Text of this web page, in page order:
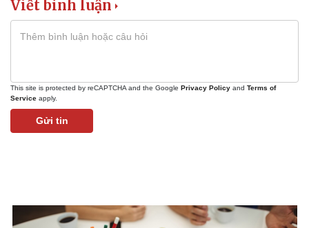
Viết bình luận
This site is protected by reCAPTCHA and the Google Privacy Policy and Terms of
Service apply.
Gửi tin